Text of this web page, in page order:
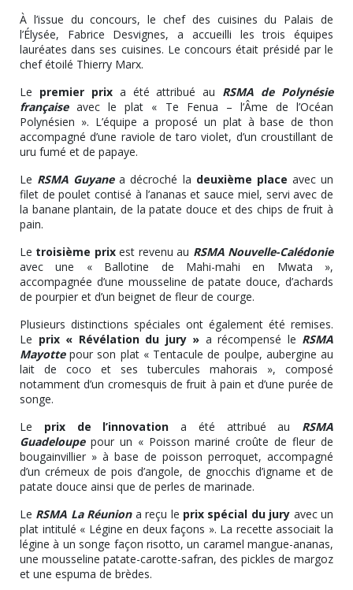
À l’issue du concours, le chef des cuisines du Palais de
l’Élysée, Fabrice Desvignes, a accueilli les trois équipes
lauréates dans ses cuisines. Le concours était présidé par le
chef étoilé Thierry Marx.
Le premier prixa été attribué au RSMA de Polynésie
françaiseavec le plat « Te Fenua – l’Âme de l’Océan
Polynésien ». L’équipe a proposé un plat à base de thon
accompagné d’une raviole de taro violet, d’un croustillant de
uru fumé et de papaye.
Le RSMA Guyanea décroché la deuxième place avec un
filet de poulet contisé à l’ananas et sauce miel, servi avec de
la banane plantain, de la patate douce et des chips de fruit à
pain.
Le troisième prixest revenu au RSMA Nouvelle-Calédonie
avec une « Ballotine de Mahi-mahi en Mwata »,
accompagnée d’une mousseline de patate douce, d’achards
de pourpier et d’un beignet de fleur de courge.
Plusieurs distinctions spéciales ont également été remises.
Le prix « Révélation du jury » a récompensé le RSMA
Mayottepour son plat « Tentacule de poulpe, aubergine au
lait de coco et ses tubercules mahorais », composé
notamment d’un cromesquis de fruit à pain et d’une purée de
songe.
Le prix de l’innovation a été attribué au RSMA
Guadeloupepour un « Poisson mariné croûte de fleur de
bougainvillier » à base de poisson perroquet, accompagné
d’un crémeux de pois d’angole, de gnocchis d’igname et de
patate douce ainsi que de perles de marinade.
Le RSMA La Réuniona reçu le prix spécial du jury avec un
plat intitulé « Légine en deux façons ». La recette associait la
légine à un songe façon risotto, un caramel mangue-ananas,
une mousseline patate-carotte-safran, des pickles de margoz
et une espuma de brèdes.